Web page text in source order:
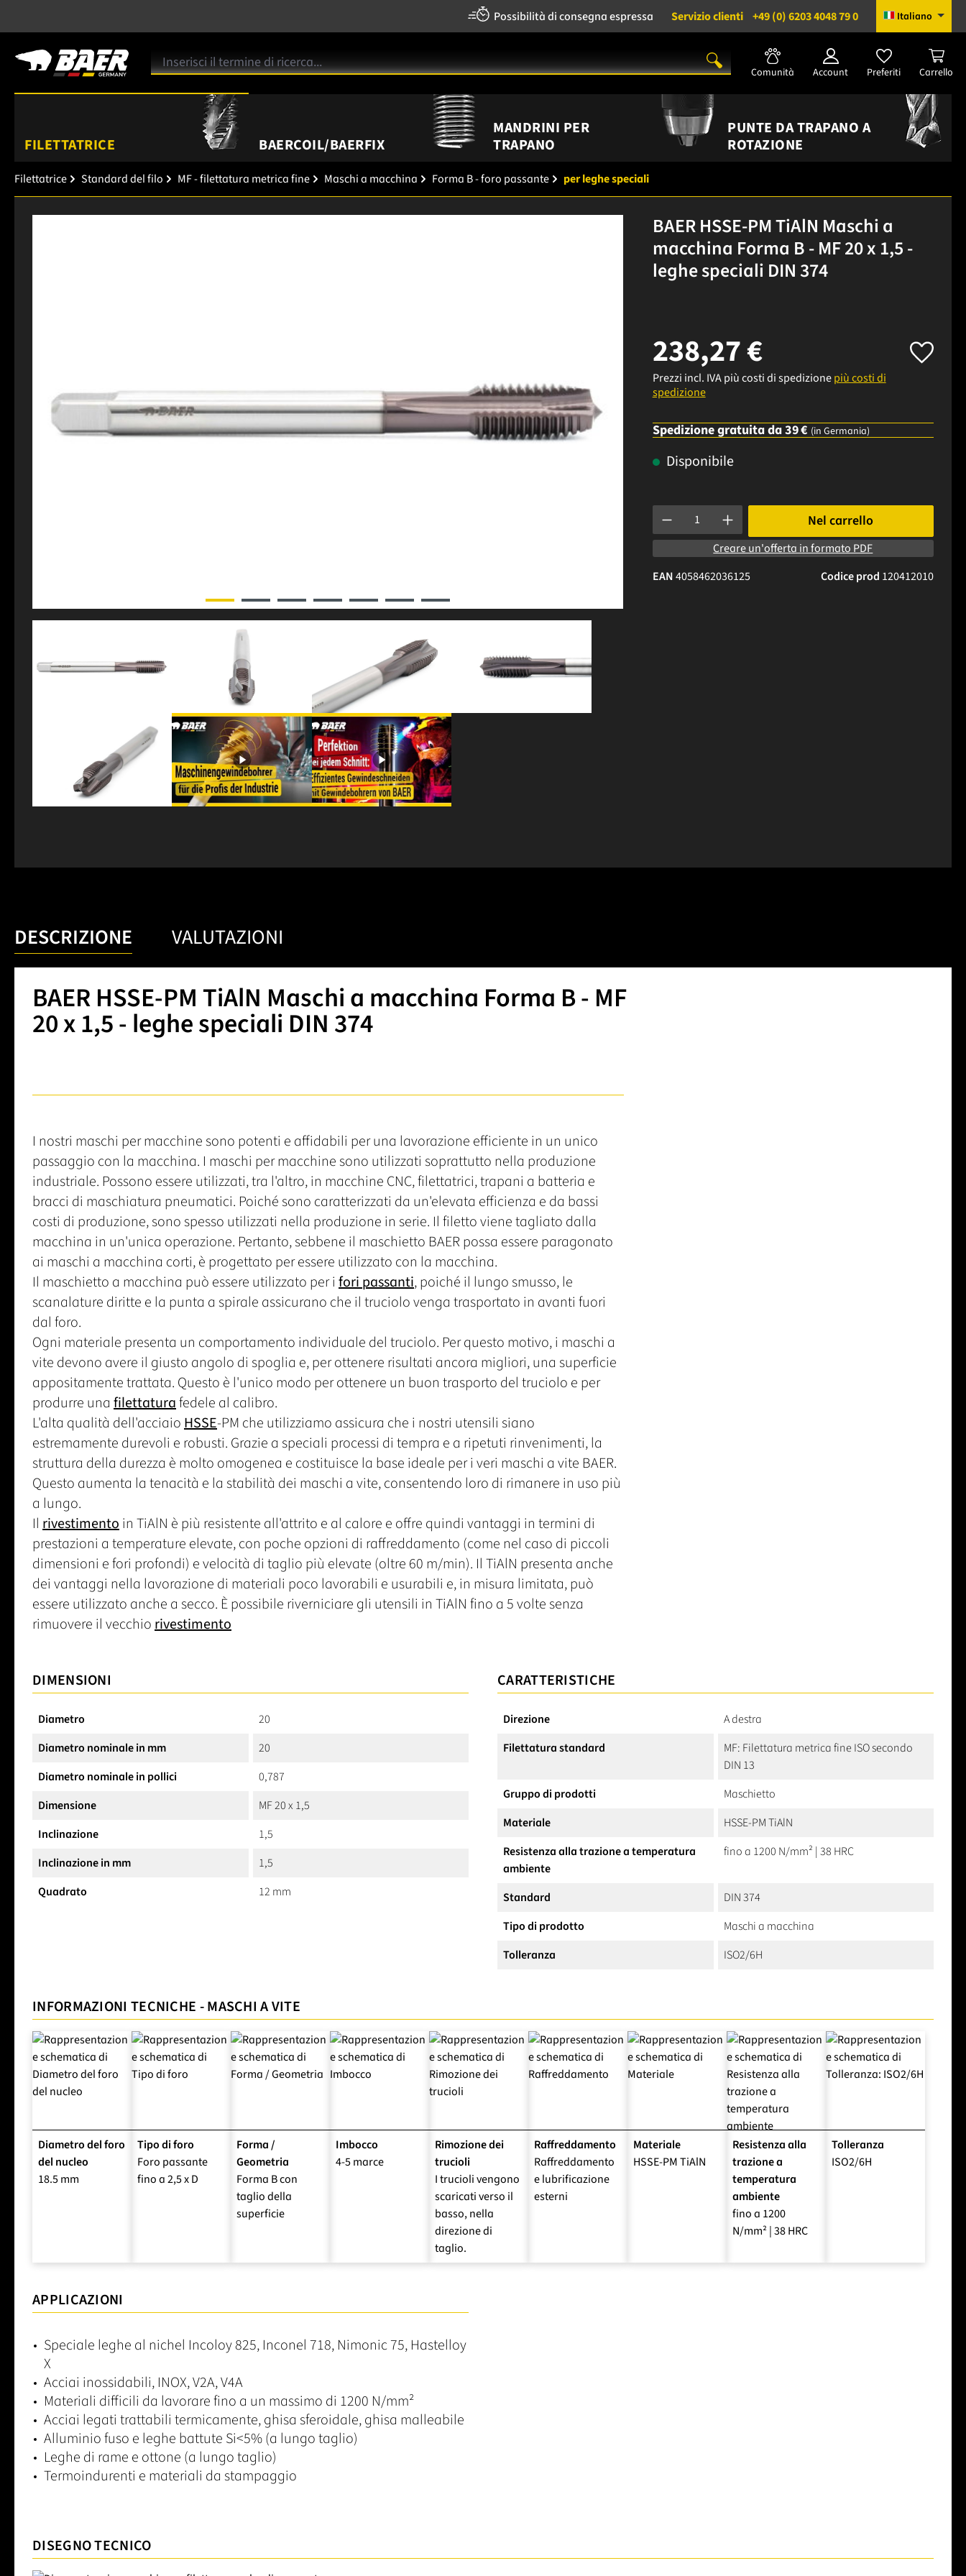
Possibilità di consegna espressa Servizio clienti +49 (0) 6203 4048 79 0 Italiano
Comunità Account Preferiti Carrello
FILETTATRICE BAERCOIL/BAERFIX
MANDRINI PER
TRAPANO
PUNTE DA TRAPANO A
ROTAZIONE
Filettatrice Standard del filo MF - filettatura metrica fine Maschi a macchina Forma B - foro passante per leghe speciali
BAER HSSE-PM TiAlN Maschi a
macchina Forma B - MF 20 x 1,5 -
leghe speciali DIN 374
238,27 €
Prezzi incl. IVA più costi di spedizionepiù costi di
spedizione
Spedizione gratuita da 39 € (in Germania)
Disponibile
Quantità del prodotto: inserisci la quantità desiderata o usa i
Nel carrello
Creare un'offerta in formato PDF
Codice prod 120412010
EAN4058462036125
DESCRIZIONE VALUTAZIONI
BAER HSSE-PM TiAlN Maschi a macchina Forma B - MF
20 x 1,5 - leghe speciali DIN 374
I nostri maschi per macchine sono potenti e affidabili per una lavorazione efficiente in un unico
passaggio con la macchina. I maschi per macchine sono utilizzati soprattutto nella produzione
industriale. Possono essere utilizzati, tra l'altro, in macchine CNC, filettatrici, trapani a batteria e
bracci di maschiatura pneumatici. Poiché sono caratterizzati da un'elevata efficienza e da bassi
costi di produzione, sono spesso utilizzati nella produzione in serie. Il filetto viene tagliato dalla
macchina in un'unica operazione. Pertanto, sebbene il maschietto BAER possa essere paragonato
ai maschi a macchina corti, è progettato per essere utilizzato con la macchina.
Il maschietto a macchina può essere utilizzato per i fori passanti, poiché il lungo smusso, le
scanalature diritte e la punta a spirale assicurano che il truciolo venga trasportato in avanti fuori
dal foro.
Ogni materiale presenta un comportamento individuale del truciolo. Per questo motivo, i maschi a
vite devono avere il giusto angolo di spoglia e, per ottenere risultati ancora migliori, una superficie
appositamente trattata. Questo è l'unico modo per ottenere un buon trasporto del truciolo e per
produrre una filettaturafedele al calibro.
L'alta qualità dell'acciaioHSSE-PM che utilizziamo assicura che i nostri utensili siano
estremamente durevoli e robusti. Grazie a speciali processi di tempra e a ripetuti rinvenimenti, la
struttura della durezza è molto omogenea e costituisce la base ideale per i veri maschi a vite BAER.
Questo aumenta la tenacità e la stabilità dei maschi a vite, consentendo loro di rimanere in uso più
a lungo.
Il rivestimentoin TiAlN è più resistente all'attrito e al calore e offre quindi vantaggi in termini di
prestazioni a temperature elevate, con poche opzioni di raffreddamento (come nel caso di piccoli
dimensioni e fori profondi) e velocità di taglio più elevate (oltre 60 m/min). Il TiAlN presenta anche
dei vantaggi nella lavorazione di materiali poco lavorabili e usurabili e, in misura limitata, può
essere utilizzato anche a secco. È possibile riverniciare gli utensili in TiAlN fino a 5 volte senza
rimuovere il vecchiorivestimento
DIMENSIONI
Diametro
20
Diametro nominale in mm
20
Diametro nominale in pollici
0,787
Dimensione
MF 20 x 1,5
Inclinazione
1,5
Inclinazione in mm
1,5
Quadrato
12 mm
CARATTERISTICHE
Direzione
A destra
Filettatura standard
MF: Filettatura metrica fine ISO secondo
DIN 13
Gruppo di prodotti
Maschietto
Materiale
HSSE-PM TiAlN
Resistenza alla trazione a temperatura
ambiente
fino a 1200 N/mm² | 38 HRC
Standard
DIN 374
Tipo di prodotto
Maschi a macchina
Tolleranza
ISO2/6H
INFORMAZIONI TECNICHE - MASCHI A VITE
Diametro del foro
del nucleo
18.5 mm
Tipo di foro
Foro passante
fino a 2,5 x D
Forma /
Geometria
Forma B con
taglio della
superficie
Imbocco
4-5 marce
Rimozione dei
trucioli
I trucioli vengono
scaricati verso il
basso, nella
direzione di
taglio.
Raffreddamento
Raffreddamento
e lubrificazione
esterni
Materiale
HSSE-PM TiAlN
Resistenza alla
trazione a
temperatura
ambiente
fino a 1200
N/mm² | 38 HRC
Tolleranza
ISO2/6H
APPLICAZIONI
Speciale leghe al nichel Incoloy 825, Inconel 718, Nimonic 75, Hastelloy
X
Acciai inossidabili, INOX, V2A, V4A
Materiali difficili da lavorare fino a un massimo di 1200 N/mm²
Acciai legati trattabili termicamente, ghisa sferoidale, ghisa malleabile
Alluminio fuso e leghe battute Si<5% (a lungo taglio)
Leghe di rame e ottone (a lungo taglio)
Termoindurenti e materiali da stampaggio
DISEGNO TECNICO